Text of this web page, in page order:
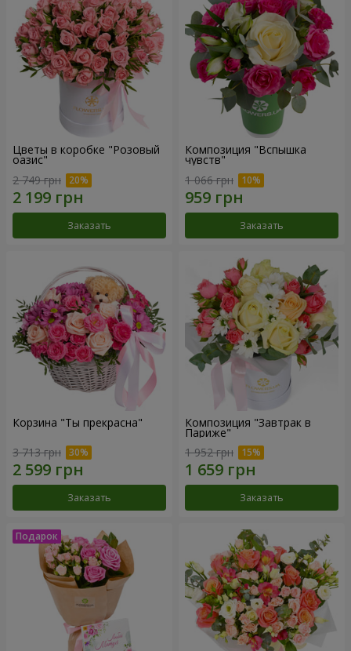
Цветы в коробке "Розовый
оазис"
2 749 грн
Заказать
Композиция "Вспышка
чувств"
1 066 грн
Заказать
Корзина "Ты прекрасна"
3 713 грн
Заказать
Композиция "Завтрак в
Париже"
1 952 грн
Заказать